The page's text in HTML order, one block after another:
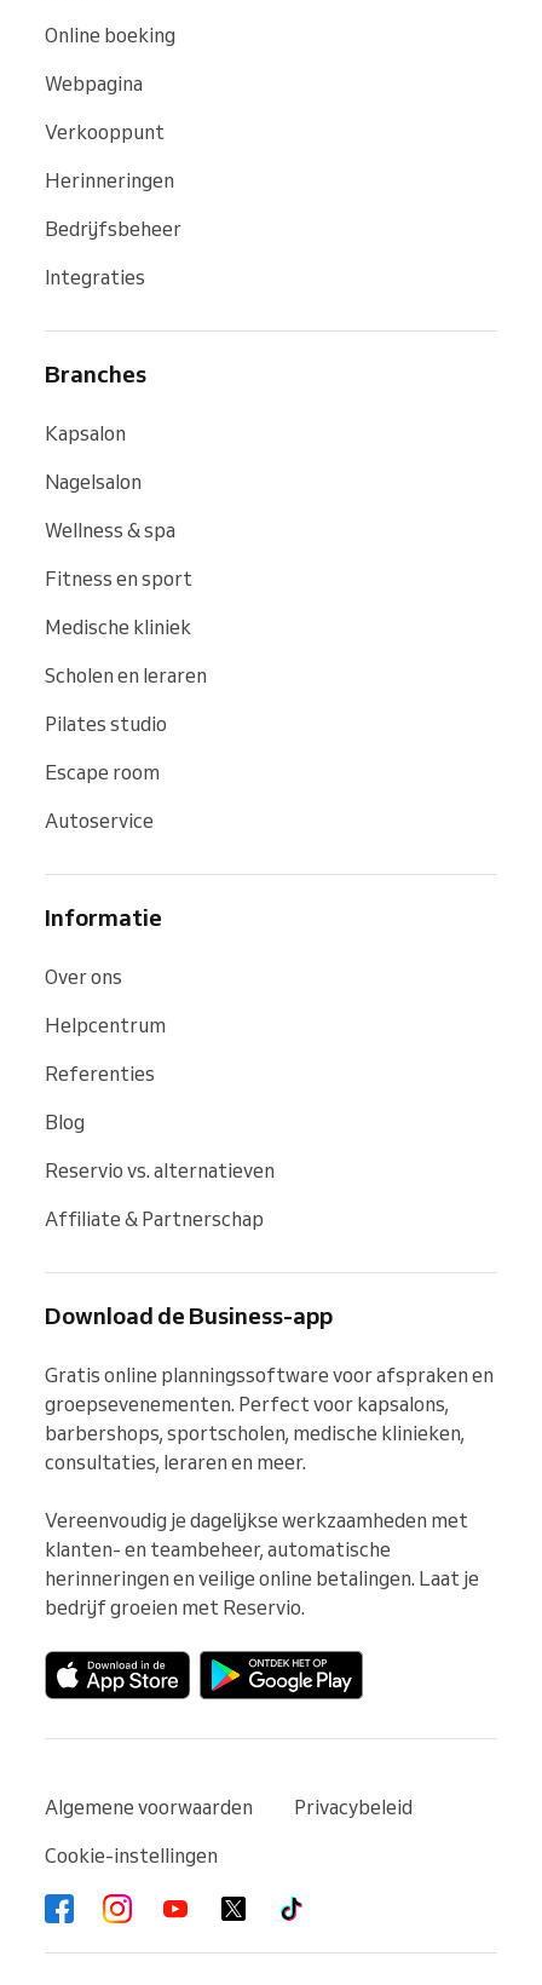
Online boeking
Webpagina
Verkooppunt
Herinneringen
Bedrijfsbeheer
Integraties
Branches
Kapsalon
Nagelsalon
Wellness & spa
Fitness en sport
Medische kliniek
Scholen en leraren
Pilates studio
Escape room
Autoservice
Informatie
Over ons
Helpcentrum
Referenties
Blog
Reservio vs. alternatieven
Affiliate & Partnerschap
Download de Business-app
Gratis online planningssoftware voor afspraken en
groepsevenementen. Perfect voor kapsalons,
barbershops, sportscholen, medische klinieken,
consultaties, leraren en meer.
Vereenvoudig je dagelijkse werkzaamheden met
klanten- en teambeheer, automatische
herinneringen en veilige online betalingen. Laat je
bedrijf groeien met Reservio.
Algemene voorwaarden
Privacybeleid
Cookie-instellingen